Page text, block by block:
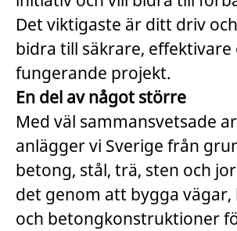
Det viktigaste är ditt driv
bidra till säkrare, effektivare
fungerande projekt.
En del av något större
Med väl sammansvetsade
anlägger vi Sverige från
betong, stål, trä, sten och
det genom att bygga
och betongkonstruktioner